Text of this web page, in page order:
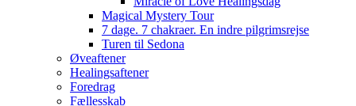
Magical Mystery Tour
7 dage. 7 chakraer. En indre pilgrimsrejse
Turen til Sedona
Øveaftener
Healingsaftener
Foredrag
Fællesskab